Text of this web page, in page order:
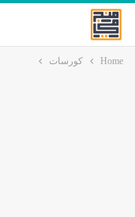
Home كورسات